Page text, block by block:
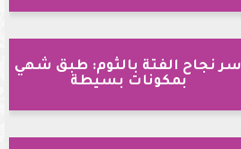
سر نجاح الفتة بالثوم: طبق شهي
بمكونات بسيطة